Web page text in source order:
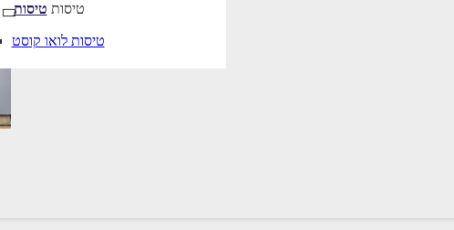
טיסות טיסות
טיסות לואו קוסט